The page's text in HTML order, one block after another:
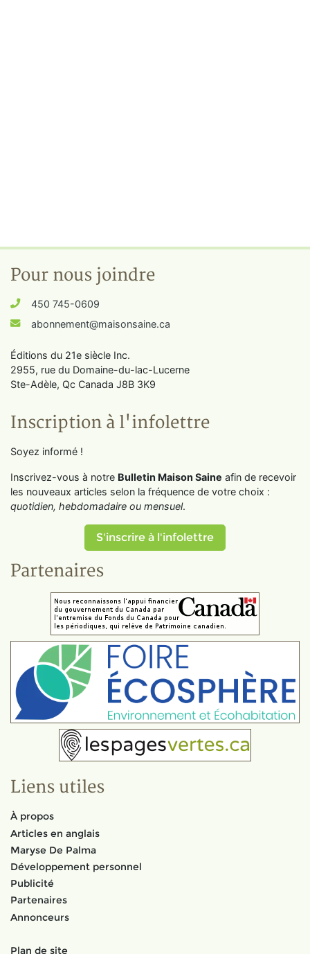
Pour nous joindre
450 745-0609
abonnement@maisonsaine.ca
Éditions du 21e siècle Inc.
2955, rue du Domaine-du-lac-Lucerne
Ste-Adèle, Qc Canada J8B 3K9
Inscription à l'infolettre
Soyez informé !
Inscrivez-vous à notre Bulletin Maison Saine afin de recevoir
les nouveaux articles selon la fréquence de votre choix :
quotidien, hebdomadaire ou mensuel.
S'inscrire à l'infolettre
Partenaires
Liens utiles
À propos
Articles en anglais
Maryse De Palma
Développement personnel
Publicité
Partenaires
Annonceurs
Plan de site